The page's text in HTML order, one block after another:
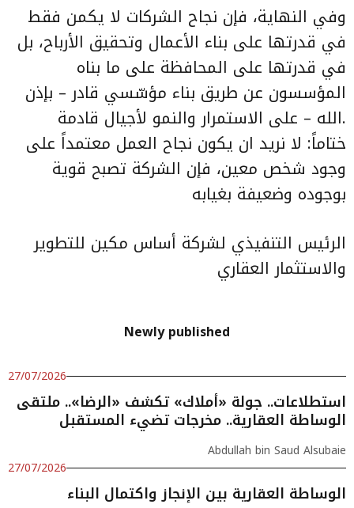
وفي النهاية، فإن نجاح الشركات لا يكمن فقط
في قدرتها على بناء الأعمال وتحقيق الأرباح، بل
في قدرتها على المحافظة على ما بناه
المؤسسون عن طريق بناء مؤسّسي قادر – بإذن
الله – على الاستمرار والنمو لأجيال قادمة.
ختاماً: لا نريد ان يكون نجاح العمل معتمداً على
وجود شخص معين، فإن الشركة تصبح قوية
بوجوده وضعيفة بغيابه
الرئيس التنفيذي لشركة أساس مكين للتطوير
والاستثمار العقاري
Newly published
27/07/2026
استطلاعات.. جولة «أملاك» تكشف «الرضا».. ملتقى
الوساطة العقارية.. مخرجات تضيء المستقبل
Abdullah bin Saud Alsubaie
27/07/2026
الوساطة العقارية بين الإنجاز واكتمال البناء